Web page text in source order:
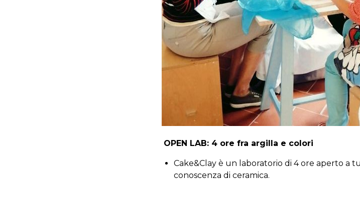
OPEN LAB: 4 ore fra argilla e colori
Cake&Clay è un laboratorio di 4 ore aperto a
conoscenza di ceramica.